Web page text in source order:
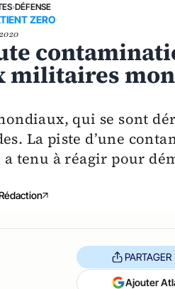
›DÉFENSE
ZERO
militaires
qui se sont
La piste d’une
a tenu à réagir pour
PARTAGER
Ajouter